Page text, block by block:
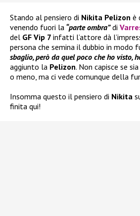
Stando al pensiero di Nikita Pelizon è
venendo fuori la “parte ombra”di
del GF Vip 7 infatti l’attore dà
persona che semina il dubbio in modo
sbaglio, però da quel poco che ho visto,
aggiunto la Pelizon. Non capisce se
o meno, ma ci vede comunque della
Insomma questo il pensiero di Nikita
finita qui!